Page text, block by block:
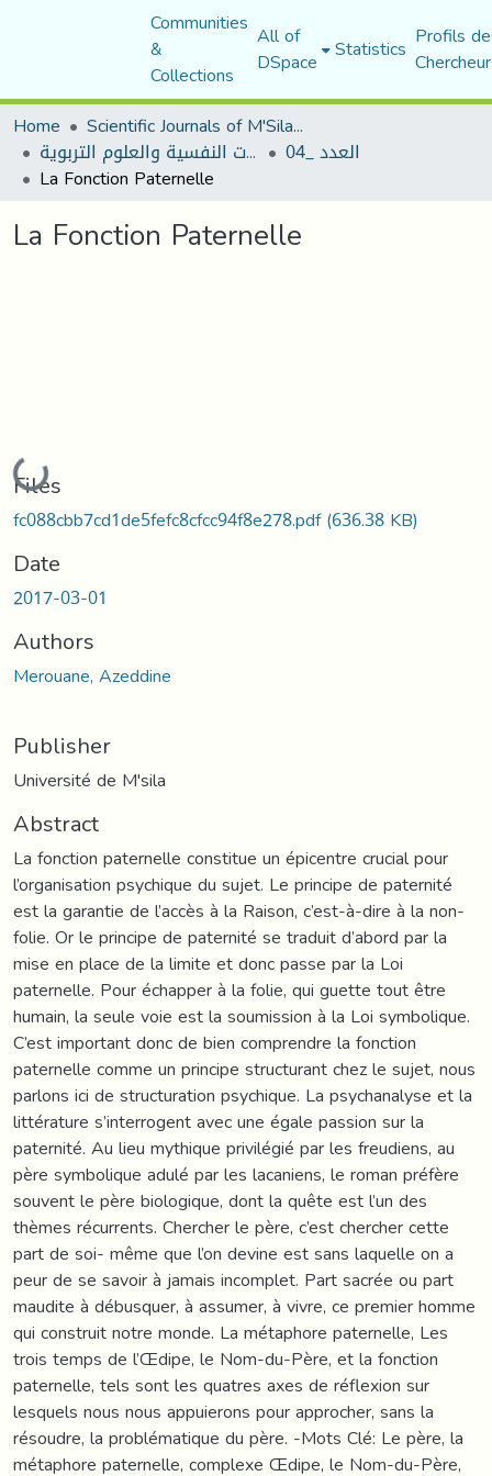
Communities
&
Collections
All of
DSpace Statistics Profils
Home
Scientific Journals of M'Sila University
مجلة الجامع في الدراسات النفسية والعلوم التربوية العدد _04
La Fonction Paternelle
La Fonction Paternelle
Loading...
Files
fc088cbb7cd1de5fefc8cfcc94f8e278.pdf(636.38 KB)
Date
2017-03-01
Authors
Merouane, Azeddine
Publisher
Université de M'sila
Abstract
La fonction paternelle constitue un épicentre crucial pour
l’organisation psychique du sujet. Le principe de paternité
est la garantie de l’accès à la Raison, c’est-à-dire à la non-
folie. Or le principe de paternité se traduit d’abord par la
mise en place de la limite et donc passe par la Loi
paternelle. Pour échapper à la folie, qui guette tout être
humain, la seule voie est la soumission à la Loi symbolique.
C’est important donc de bien comprendre la fonction
paternelle comme un principe structurant chez le sujet, nous
parlons ici de structuration psychique. La psychanalyse et la
littérature s’interrogent avec une égale passion sur la
paternité. Au lieu mythique privilégié par les freudiens, au
père symbolique adulé par les lacaniens, le roman préfère
souvent le père biologique, dont la quête est l’un des
thèmes récurrents. Chercher le père, c’est chercher cette
part de soi- même que l’on devine est sans laquelle on a
peur de se savoir à jamais incomplet. Part sacrée ou part
maudite à débusquer, à assumer, à vivre, ce premier homme
qui construit notre monde. La métaphore paternelle, Les
trois temps de l’Œdipe, le Nom-du-Père, et la fonction
paternelle, tels sont les quatres axes de réflexion sur
lesquels nous nous appuierons pour approcher, sans la
résoudre, la problématique du père. -Mots Clé: Le père, la
métaphore paternelle, complexe Œdipe, le Nom-du-Père,